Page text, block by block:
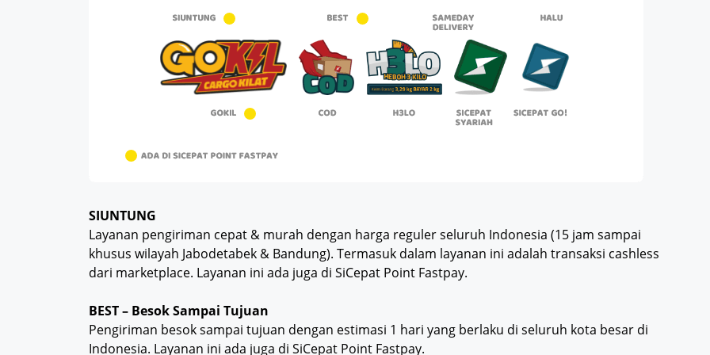
SIUNTUNG
Layanan pengiriman cepat & murah dengan harga reguler seluruh Indonesia (15 jam sampai
khusus wilayah Jabodetabek & Bandung). Termasuk dalam layanan ini adalah transaksi cashless
dari marketplace. Layanan ini ada juga di SiCepat Point Fastpay.
BEST – Besok Sampai Tujuan
Pengiriman besok sampai tujuan dengan estimasi 1 hari yang berlaku di seluruh kota besar di
Indonesia. Layanan ini ada juga di SiCepat Point Fastpay.